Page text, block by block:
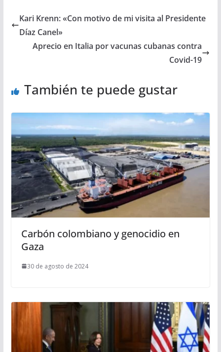
Kari Krenn: «Con motivo de mi visita al Presidente
Díaz Canel»
Aprecio en Italia por vacunas cubanas contra
Covid-19
También te puede gustar
Carbón colombiano y genocidio en
Gaza
30 de agosto de 2024